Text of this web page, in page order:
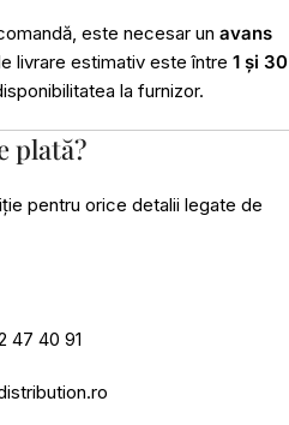
este necesar un avans
livrare estimativ este între 1 și 30
la furnizor.
plată?
pentru orice detalii legate de
47 40 91